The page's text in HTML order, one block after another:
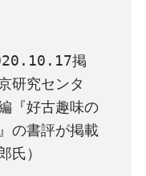
掲
研究センタ
『好古趣味の
の書評が掲載